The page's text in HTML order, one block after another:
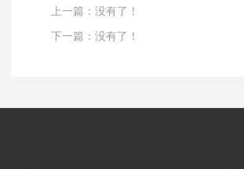
上一篇：没有了！
下一篇：没有了！